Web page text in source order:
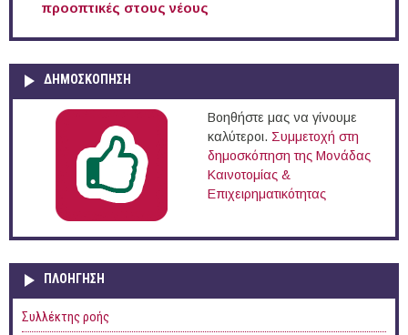
προοπτικές στους νέους
ΔΗΜΟΣΚΟΠΗΣΗ
Βοηθήστε μας να γίνουμε
καλύτεροι. Συμμετοχή στη
δημοσκόπηση της Μονάδας
Καινοτομίας &
Επιχειρηματικότητας
ΠΛΟΉΓΗΣΗ
Συλλέκτης ροής